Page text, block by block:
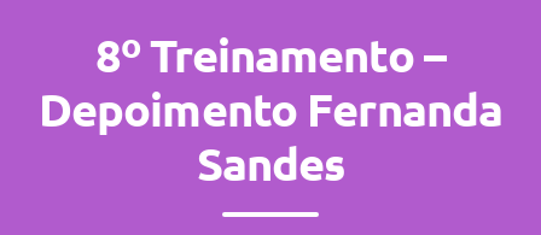
8º Treinamento –
Depoimento Fernanda
Sandes